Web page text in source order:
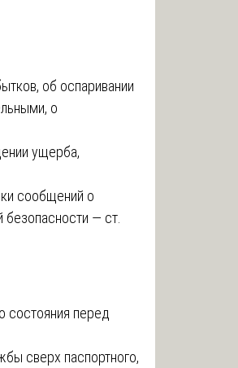
об оспаривании
о
ущерба,
сообщений о
— ст.
состояния перед
сверх паспортного,